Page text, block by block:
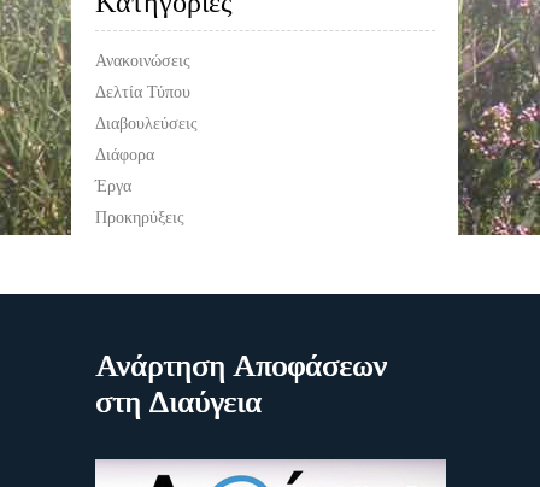
Ανακοινώσεις
Δελτία Τύπου
Διαβουλεύσεις
Διάφορα
Έργα
Προκηρύξεις
Ανάρτηση Αποφάσεων
στη Διαύγεια